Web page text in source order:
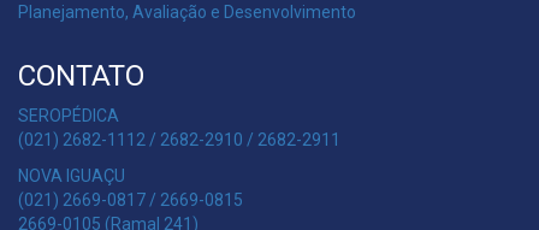
Planejamento, Avaliação e Desenvolvimento
CONTATO
SEROPÉDICA
(021) 2682-1112 / 2682-2910 / 2682-2911
NOVA IGUAÇU
(021) 2669-0817 / 2669-0815
2669-0105 (Ramal 241)